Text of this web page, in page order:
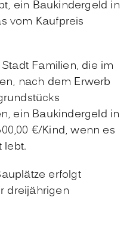
ein Baukindergeld in
vom Kaufpreis
Familien, die im
nach dem Erwerb
ein Baukindergeld in
€/Kind, wenn es
lebt.
erfolgt
dreijährigen